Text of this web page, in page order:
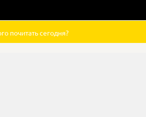
почитать сегодня?